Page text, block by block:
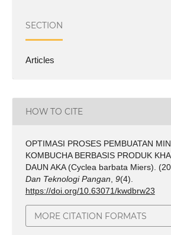
SECTION
Articles
HOW TO CITE
OPTIMASI PROSES PEMBUATAN
KOMBUCHA BERBASIS PRODUK
DAUN AKA (Cyclea barbata Miers).
Dan Teknologi Pangan, 9(4).
https://doi.org/10.63071/kwdbrw23
MORE CITATION FORMATS